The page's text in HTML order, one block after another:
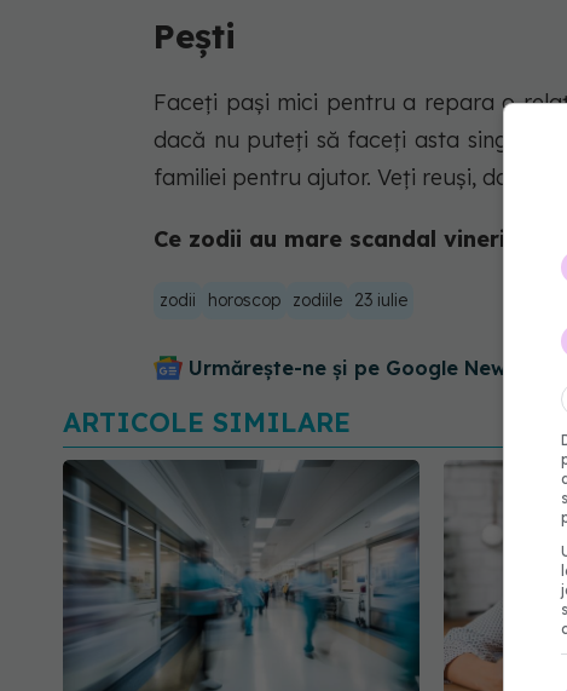
Peşti
Faceţi paşi mici pentru a repara o
dacă nu puteţi să faceţi asta singuri,
familiei pentru ajutor. Veţi reuşi, dacă
Ce zodii au mare scandal vineri,
zodii horoscop zodiile 23 iulie
Urmărește-ne și pe Google News -
ARTICOLE SIMILARE